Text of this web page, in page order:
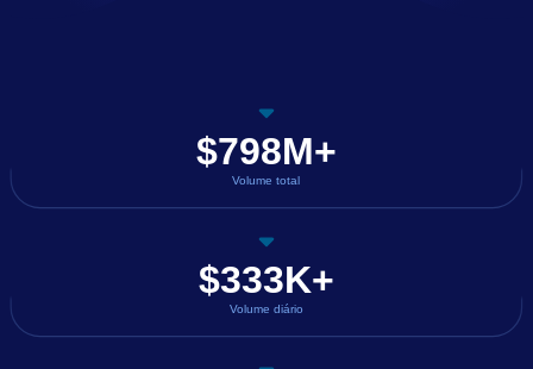
$798M+
Volume total
$333K+
Volume diário